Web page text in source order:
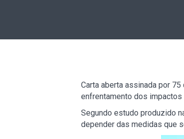
Carta aberta assinada por
enfrentamento dos
Segundo estudo produzido
depender das medidas que